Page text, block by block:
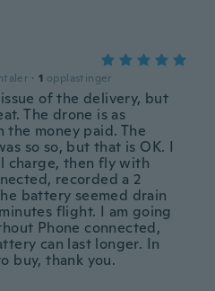
· 1 opplastinger
of the delivery, but
The drone is as
money paid. The
so so, but that is OK. I
charge, then fly with
recorded a 2
battery seemed drain
flight. I am going
Phone connected,
can last longer. In
buy, thank you.